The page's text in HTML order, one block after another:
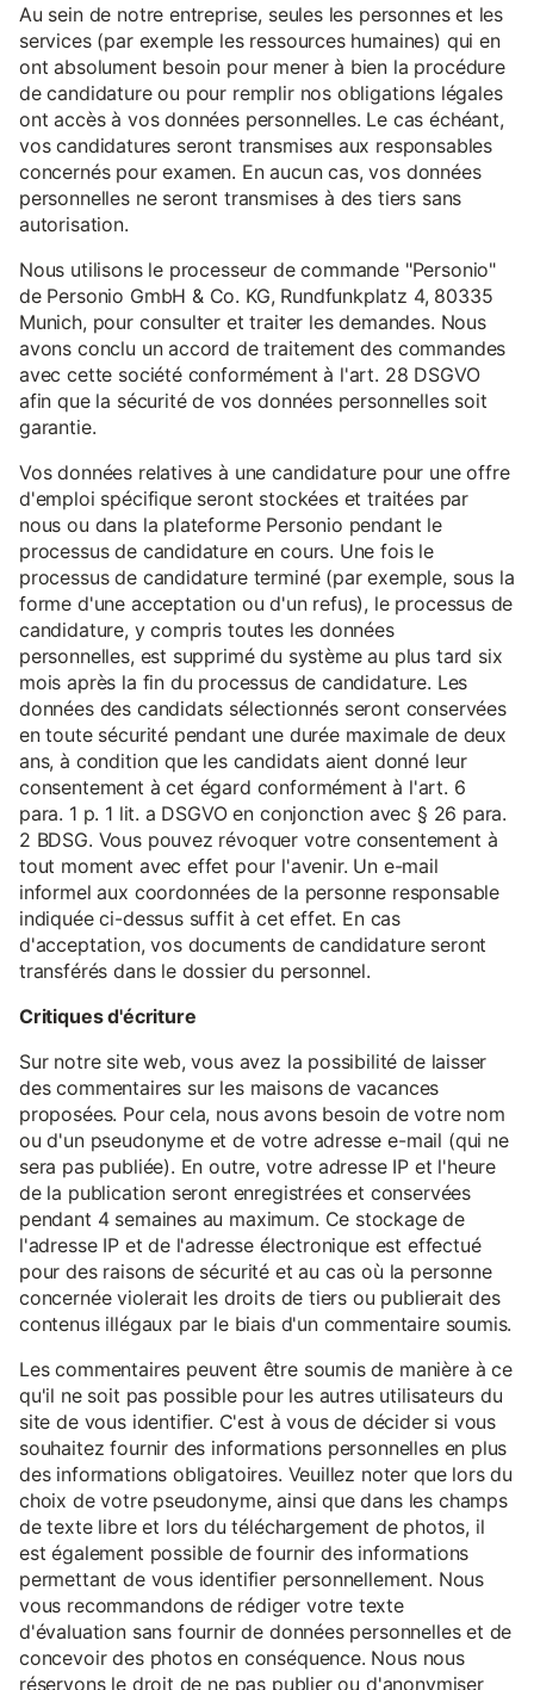
Au sein de notre entreprise, seules les personnes et les
services (par exemple les ressources humaines) qui en
ont absolument besoin pour mener à bien la procédure
de candidature ou pour remplir nos obligations légales
ont accès à vos données personnelles. Le cas échéant,
vos candidatures seront transmises aux responsables
concernés pour examen. En aucun cas, vos données
personnelles ne seront transmises à des tiers sans
autorisation.
Nous utilisons le processeur de commande "Personio"
de Personio GmbH & Co. KG, Rundfunkplatz 4, 80335
Munich, pour consulter et traiter les demandes. Nous
avons conclu un accord de traitement des commandes
avec cette société conformément à l'art. 28 DSGVO
afin que la sécurité de vos données personnelles soit
garantie.
Vos données relatives à une candidature pour une offre
d'emploi spécifique seront stockées et traitées par
nous ou dans la plateforme Personio pendant le
processus de candidature en cours. Une fois le
processus de candidature terminé (par exemple, sous la
forme d'une acceptation ou d'un refus), le processus de
candidature, y compris toutes les données
personnelles, est supprimé du système au plus tard six
mois après la fin du processus de candidature. Les
données des candidats sélectionnés seront conservées
en toute sécurité pendant une durée maximale de deux
ans, à condition que les candidats aient donné leur
consentement à cet égard conformément à l'art. 6
para. 1 p. 1 lit. a DSGVO en conjonction avec § 26 para.
2 BDSG. Vous pouvez révoquer votre consentement à
tout moment avec effet pour l'avenir. Un e-mail
informel aux coordonnées de la personne responsable
indiquée ci-dessus suffit à cet effet. En cas
d'acceptation, vos documents de candidature seront
transférés dans le dossier du personnel.
Critiques d'écriture
Sur notre site web, vous avez la possibilité de laisser
des commentaires sur les maisons de vacances
proposées. Pour cela, nous avons besoin de votre nom
ou d'un pseudonyme et de votre adresse e-mail (qui ne
sera pas publiée). En outre, votre adresse IP et l'heure
de la publication seront enregistrées et conservées
pendant 4 semaines au maximum. Ce stockage de
l'adresse IP et de l'adresse électronique est effectué
pour des raisons de sécurité et au cas où la personne
concernée violerait les droits de tiers ou publierait des
contenus illégaux par le biais d'un commentaire soumis.
Les commentaires peuvent être soumis de manière à ce
qu'il ne soit pas possible pour les autres utilisateurs du
site de vous identifier. C'est à vous de décider si vous
souhaitez fournir des informations personnelles en plus
des informations obligatoires. Veuillez noter que lors du
choix de votre pseudonyme, ainsi que dans les champs
de texte libre et lors du téléchargement de photos, il
est également possible de fournir des informations
permettant de vous identifier personnellement. Nous
vous recommandons de rédiger votre texte
d'évaluation sans fournir de données personnelles et de
concevoir des photos en conséquence. Nous nous
réservons le droit de ne pas publier ou d'anonymiser